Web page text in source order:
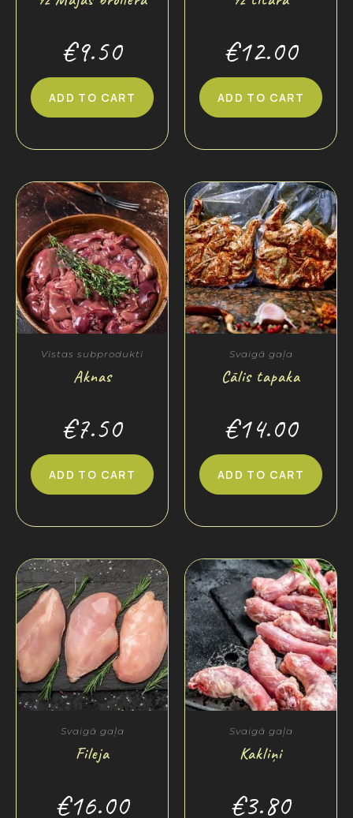
€9.50
ADD TO CART
€12.00
ADD TO CART
Vistas subprodukti
Aknas
€7.50
ADD TO CART
Svaigā gaļa
Cālis tapaka
€14.00
ADD TO CART
Svaigā gaļa
Fileja
€16.00
Svaigā gaļa
Kakliņi
€3.80